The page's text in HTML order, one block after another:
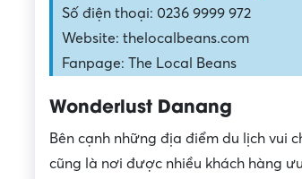
Số điện thoại: 0236 9999 972
Website: thelocalbeans.com
Fanpage: The Local Beans
Wonderlust Danang
Bên cạnh những địa điểm du lịch vui
cũng là nơi được nhiều khách hàng